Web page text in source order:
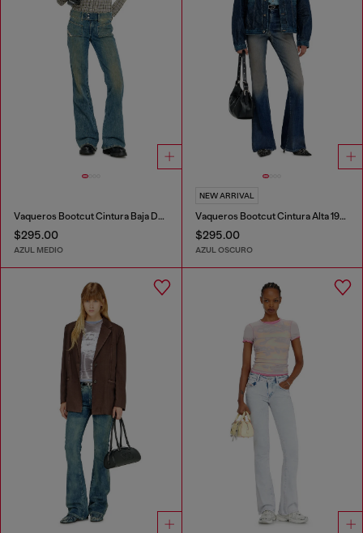
Vaqueros Bootcut Cintura Baja D-Hush
$295.00
AZUL MEDIO
NEW ARRIVAL
Vaqueros Bootcut Cintura Alta 1973 D-Partt
$295.00
AZUL OSCURO